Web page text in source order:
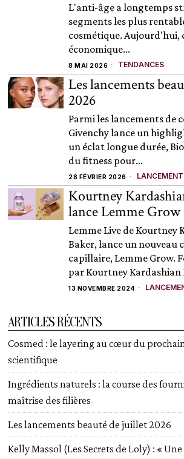
L'anti-âge a longtemps
segments les plus
cosmétique. Aujourd'hui,
économique...
8 MAI 2026 TENDANCES
Les lancements
2026
Parmi les lancements de
Givenchy lance un
un éclat longue durée,
du fitness pour...
28 FÉVRIER 2026
Kourtney
lance Lemme Grow
Lemme Live de Kourtney
Baker, lance un nouveau
capillaire, Lemme Grow.
par Kourtney Kardashian
13 NOVEMBRE 2024
ARTICLES RÉCENTS
Cosmed : le layering au cœur du
scientifique
Ingrédients naturels : la course des
maîtrise des filières
Les lancements beauté de juillet 2026
Kelly Massol (Les Secrets de Loly) : «